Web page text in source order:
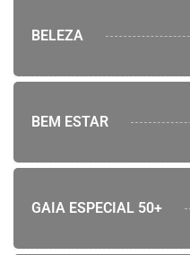
BELEZA
BEM ESTAR
GAIA ESPECIAL 50+